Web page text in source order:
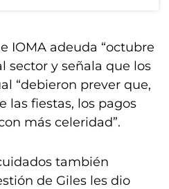
IOMA adeuda “octubre
sector y señala que los
“debieron prever que,
las fiestas, los pagos
más celeridad”.
también
de Giles les dio